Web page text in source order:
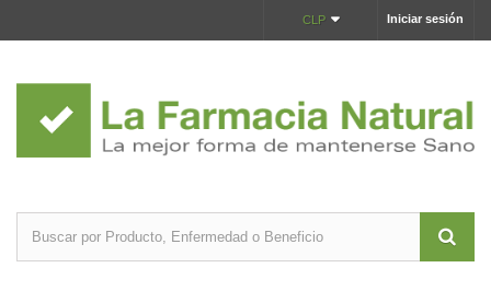
Iniciar sesión
CLP